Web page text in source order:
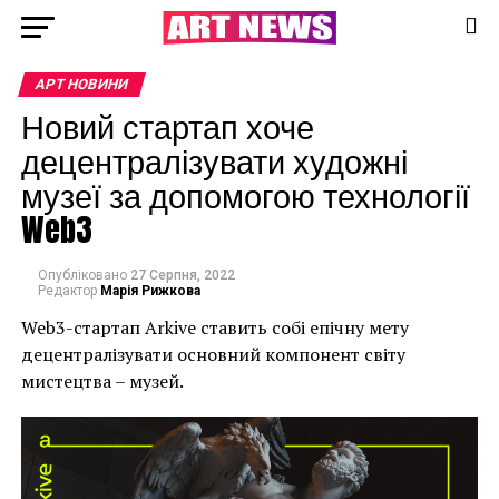
АРТ НОВИНИ
Новий стартап хоче
децентралізувати художні
музеї за допомогою технології
Web3
Опубліковано 27 Серпня, 2022
Редактор Марія Рижкова
Web3-стартап Arkive ставить собі епічну мету
децентралізувати основний компонент світу
мистецтва – музей.